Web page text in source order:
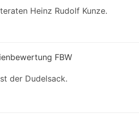
Heinz Rudolf Kunze.
FBW
der Dudelsack.